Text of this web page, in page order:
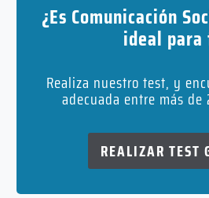
¿Es Comunicación
ideal
Realiza nuestro test, y
adecuada entre más de
REALIZAR TEST